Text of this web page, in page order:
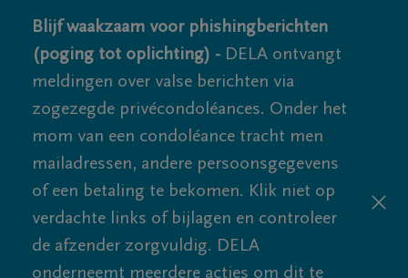
Blijf waakzaam voor phishingberichten
(poging tot oplichting) - DELA ontvangt
meldingen over valse berichten via
zogezegde privécondoléances. Onder het
mom van een condoléance tracht men
mailadressen, andere persoonsgegevens
of een betaling te bekomen. Klik niet op
verdachte links of bijlagen en controleer
de afzender zorgvuldig. DELA
onderneemt meerdere acties om dit te